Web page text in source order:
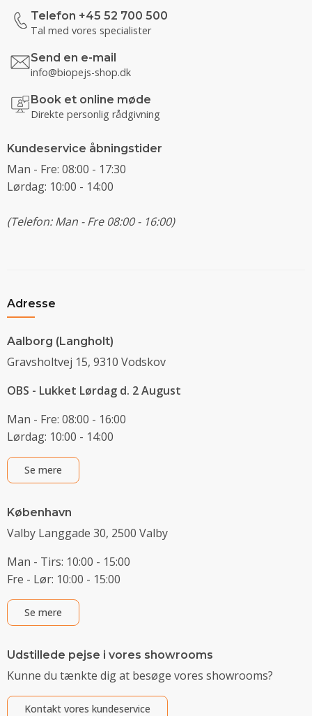
Telefon +45 52 700 500
Tal med vores specialister
Send en e-mail
info@biopejs-shop.dk
Book et online møde
Direkte personlig rådgivning
Kundeservice åbningstider
Man - Fre: 08:00 - 17:30
Lørdag: 10:00 - 14:00
(Telefon: Man - Fre 08:00 - 16:00)
Adresse
Aalborg (Langholt)
Gravsholtvej 15, 9310 Vodskov
OBS - Lukket Lørdag d. 2 August
Man - Fre: 08:00 - 16:00
Lørdag: 10:00 - 14:00
Se mere
København
Valby Langgade 30, 2500 Valby
Man - Tirs: 10:00 - 15:00
Fre - Lør: 10:00 - 15:00
Se mere
Udstillede pejse i vores showrooms
Kunne du tænkte dig at besøge vores showrooms?
Kontakt vores kundeservice